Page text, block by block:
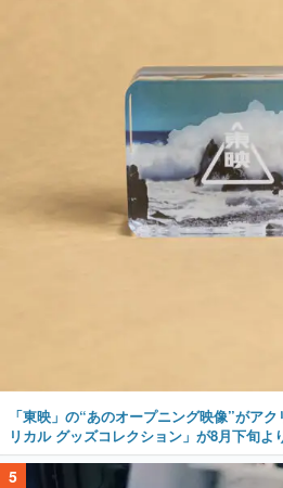
「東映」の“あのオープニング映像”がア
リカル グッズコレクション」が8月下旬よ
5